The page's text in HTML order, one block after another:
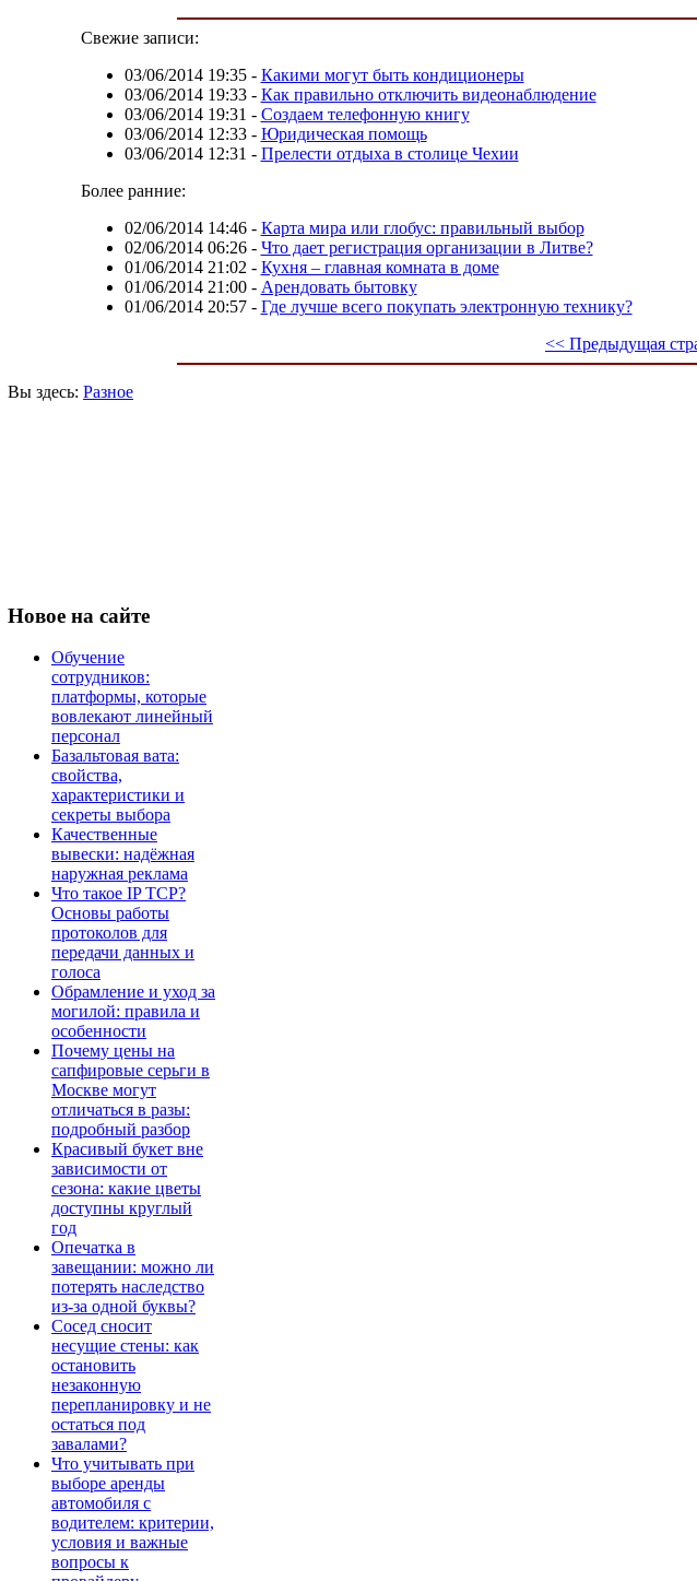
Свежие записи:
03/06/2014 19:35- Какими могут быть кондиционеры
03/06/2014 19:33- Как правильно отключить видеонаблюдение
03/06/2014 19:31 - Создаем телефонную книгу
03/06/2014 12:33- Юридическая помощь
03/06/2014 12:31 - Прелести отдыха в столице Чехии
Более ранние:
02/06/2014 14:46- Карта мира или глобус: правильный выбор
02/06/2014 06:26- Что дает регистрация организации в Литве?
01/06/2014 21:02 - Кухня – главная комната в доме
01/06/2014 21:00- Арендовать бытовку
01/06/2014 20:57- Где лучше всего покупать электронную технику?
<< Предыдущая
Вы здесь: Разное
Новое на сайте
Обучение
сотрудников:
платформы, которые
вовлекают линейный
персонал
Базальтовая вата:
свойства,
характеристики и
секреты выбора
Качественные
вывески: надёжная
наружная реклама
Что такое IP TCP?
Основы работы
протоколов для
передачи данных и
голоса
Обрамление и уход за
могилой: правила и
особенности
Почему цены на
сапфировые серьги в
Москве могут
отличаться в разы:
подробный разбор
Красивый букет вне
зависимости от
сезона: какие цветы
доступны круглый
год
Опечатка в
завещании: можно ли
потерять наследство
из-за одной буквы?
Сосед сносит
несущие стены: как
остановить
незаконную
перепланировку и не
остаться под
завалами?
Что учитывать при
выборе аренды
автомобиля с
водителем: критерии,
условия и важные
вопросы к